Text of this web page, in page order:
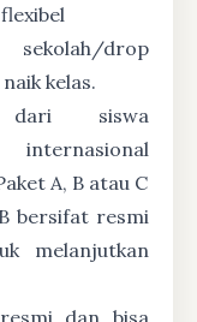
sekolah/drop
kelas.
dari siswa
internasional
A, B atau C
bersifat resmi
melanjutkan
dan bisa